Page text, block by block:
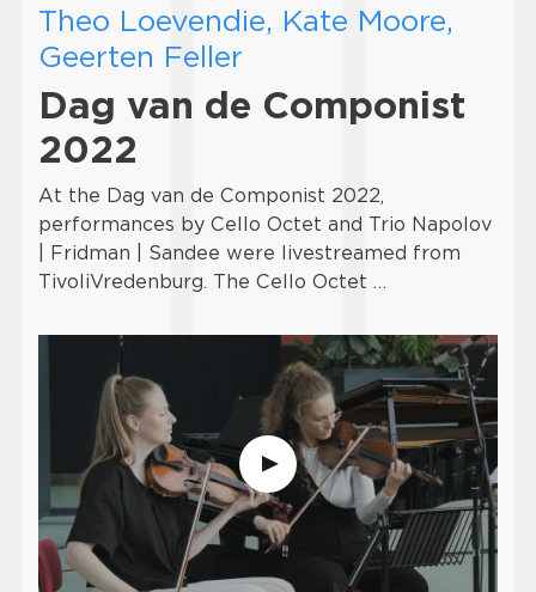
Theo Loevendie, Kate Moore,
Geerten Feller
Dag van de Componist
2022
At the Dag van de Componist 2022,
performances by Cello Octet and Trio Napolov
| Fridman | Sandee were livestreamed from
TivoliVredenburg. The Cello Octet …